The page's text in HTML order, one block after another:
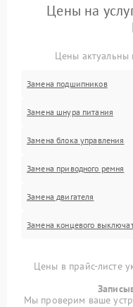
Цены на
Цены актуальны
Замена подшипников
Замена шнура питания
Замена блока управления
Замена приводного ремня
Замена двигателя
Замена концевого
Цены в прайс-листе
Мы проверим ваше